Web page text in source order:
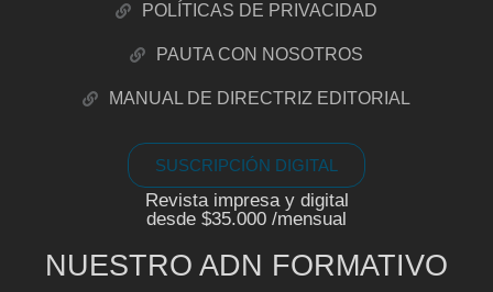
POLÍTICAS DE PRIVACIDAD
PAUTA CON NOSOTROS
MANUAL DE DIRECTRIZ EDITORIAL
SUSCRIPCIÓN DIGITAL
Revista impresa y digital
desde $35.000 /mensual
NUESTRO ADN FORMATIVO